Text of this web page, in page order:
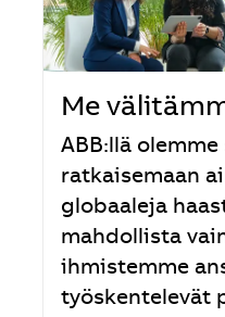
Me
ABB:llä
ratkaisemaan
globaaleja
mahdollista
ihmistemme
työskentelevät